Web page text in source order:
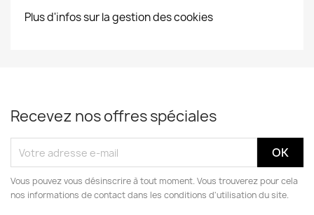
Plus d'infos sur la gestion des cookies
Recevez nos offres spéciales
Vous pouvez vous désinscrire à tout moment. Vous trouverez pour cela
nos informations de contact dans les conditions d'utilisation du site.